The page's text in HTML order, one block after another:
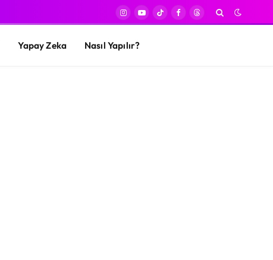
Instagram
YouTube
TikTokFacebook
Threads
Yapay Zeka Nasıl Yapılır?